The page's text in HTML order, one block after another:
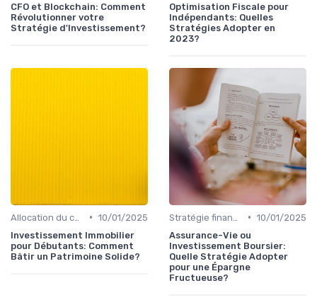
CFO et Blockchain: Comment
Révolutionner votre
Stratégie d'Investissement?
Optimisation Fiscale pour
Indépendants: Quelles
Stratégies Adopter en
2023?
• 10/01/2025
Investissement Immobilier
pour Débutants: Comment
Bâtir un Patrimoine Solide?
• 10/01/2025
Assurance-Vie ou
Investissement Boursier:
Quelle Stratégie Adopter
pour une Épargne
Fructueuse?